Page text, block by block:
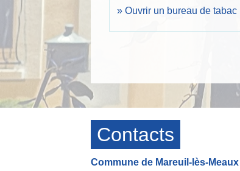
Ouvrir un bureau de tabac
Contacts
Commune de Mareuil-lès-Meaux